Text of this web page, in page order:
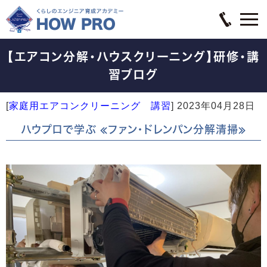
【エアコン分解・ハウスクリーニング】研修・講
習ブログ
[家庭用エアコンクリーニング 講習] 2023年04月28日
ハウプロで学ぶ ≪ファン・ドレンパン分解清掃≫